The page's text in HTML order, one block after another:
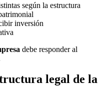
según la estructura
inversión
debe responder al
legal de la